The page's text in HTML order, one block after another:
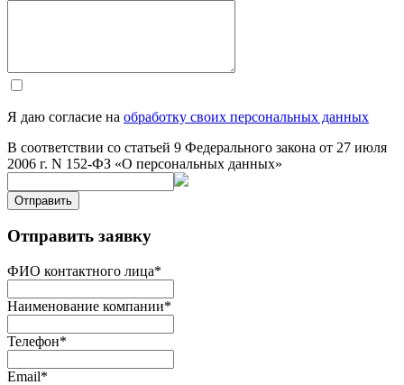
Я даю согласие на обработку своих персональных данных
В соответствии со статьей 9 Федерального закона от 27 июля
2006 г. N 152-ФЗ «О персональных данных»
Отправить
Отправить заявку
ФИО контактного лица*
Наименование компании*
Телефон*
Email*